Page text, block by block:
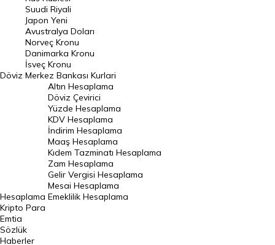
Avustralya Doları
Danimarka Kronu Kuru
Kanada Doları Kuru
Norveç Kronu Kuru
İsveç Kronu Kuru
Japon Yeni Kuru
Serbest Piyasa Döviz Kurları
Merkez Bankası Döviz Kurları
Altın Fiyatları
Gram Altın Fiyatı
Çeyrek Altın Fiyatı
Döviz
Suudi Riyali
Japon Yeni
Avustralya Doları
Norveç Kronu
Danimarka Kronu
İsveç Kronu
Merkez Bankası Kurlari
Hesaplama
Altın Hesaplama
Döviz Çevirici
Yüzde Hesaplama
KDV Hesaplama
İndirim Hesaplama
Maaş Hesaplama
Kıdem Tazminatı Hesaplama
Zam Hesaplama
Gelir Vergisi Hesaplama
Mesai Hesaplama
Emeklilik Hesaplama
Kripto Para
Emtia
Sözlük
Haberler